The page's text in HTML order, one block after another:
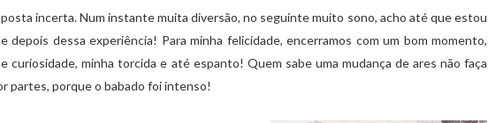
incerta. Num instante muita diversão, no seguinte muito sono, acho até que estou
depois dessa experiência! Para minha felicidade, encerramos com um bom momento,
curiosidade, minha torcida e até espanto! Quem sabe uma mudança de ares não faça
partes, porque o babado foi intenso!